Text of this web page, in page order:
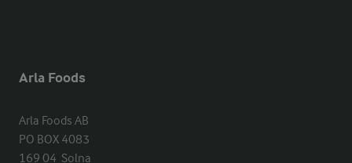
Arla Foods
Arla Foods AB
PO BOX 4083
169 04  Solna